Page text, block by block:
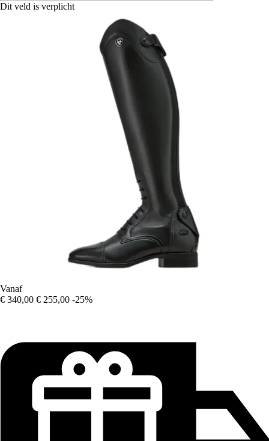
Dit veld is verplicht
Vanaf
€ 340,00 € 255,00 -25%